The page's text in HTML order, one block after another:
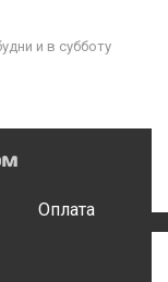
и в субботу
Оплата